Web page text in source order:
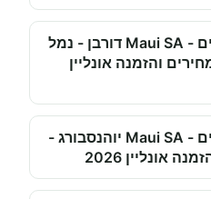
השכרת קרוואנים - Maui SA דורבן - נמל
והזמנה אונליין
השכרת קרוואנים - Maui SA יוהנסבורג -
אונליין 2026